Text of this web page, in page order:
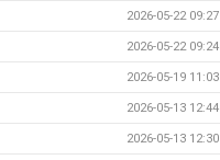
2026-05-22 09:27
2026-05-22 09:24
2026-05-19 11:03
2026-05-13 12:44
2026-05-13 12:30